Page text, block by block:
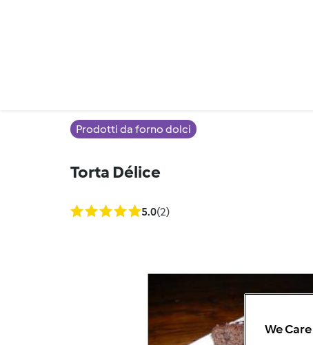
Prodotti da forno dolci
Torta Délice
5.0(2)
We